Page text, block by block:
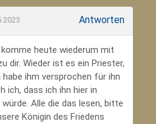
Antworten
heute wiederum mit
dir. Wieder ist es ein Priester,
ihm versprochen für ihn
ich, dass ich ihn hier in
Alle die das lesen, bitte
Königin des Friedens